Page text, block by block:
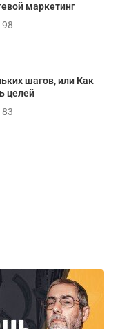
маркетинг
98
шагов, или Как
целей
83